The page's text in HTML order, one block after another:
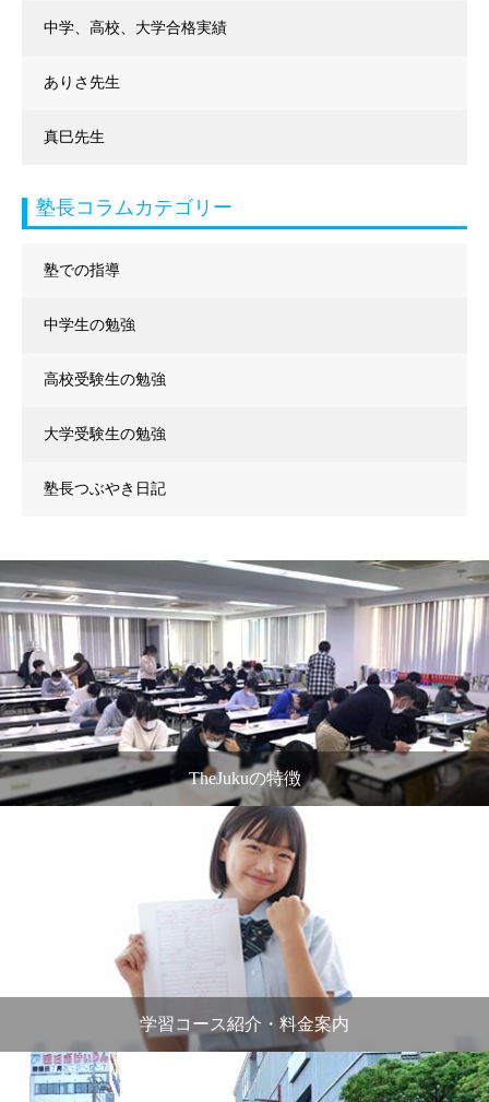
中学、高校、大学合格実績
ありさ先生
真巳先生
塾長コラムカテゴリー
塾での指導
中学生の勉強
高校受験生の勉強
大学受験生の勉強
塾長つぶやき日記
TheJukuの特徴
学習コース紹介・料金案内